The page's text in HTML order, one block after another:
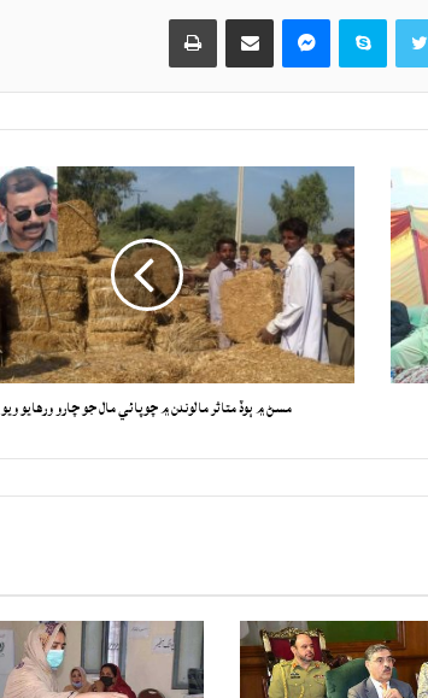
Skype حصيداري ڪريو اي ميل ذريعي
مسڻ ۾ ٻوڏ متاثر مالوندن ۾ چوپائي مال جو چارو ورهايو ويو